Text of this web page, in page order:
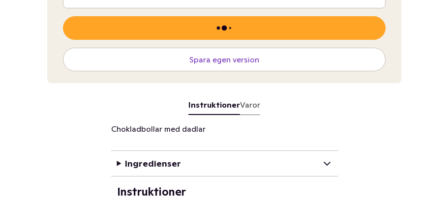
Spara egen version
InstruktionerVaror
Chokladbollar med dadlar
Ingredienser
Instruktioner